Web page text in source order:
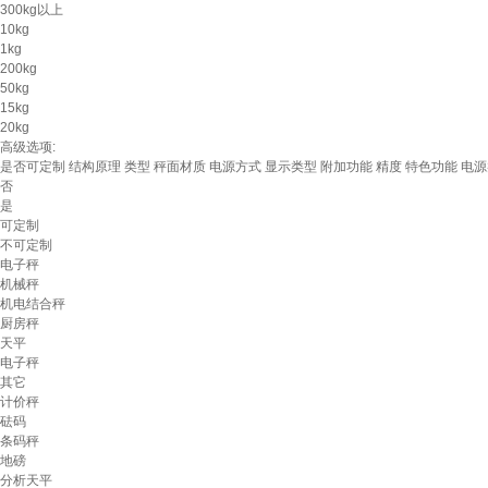
300kg以上
10kg
1kg
200kg
50kg
15kg
20kg
高级选项:
是否可定制 结构原理 类型 秤面材质 电源方式 显示类型 附加功能 精度 特色功能 电
否
是
可定制
不可定制
电子秤
机械秤
机电结合秤
厨房秤
天平
电子秤
其它
计价秤
砝码
条码秤
地磅
分析天平